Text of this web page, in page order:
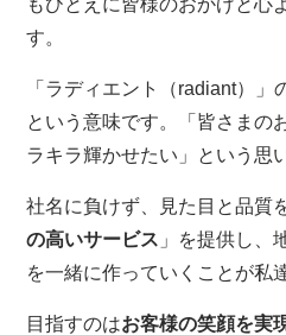
す。
「ラディエント（radiant）」
という意味です。「皆さまの
ラキラ輝かせたい」という思
社名に負けず、見た目と品質
の高いサービス 」を提供し、
を一緒に作っていくことが私
目指すのはお客様の笑顔を実